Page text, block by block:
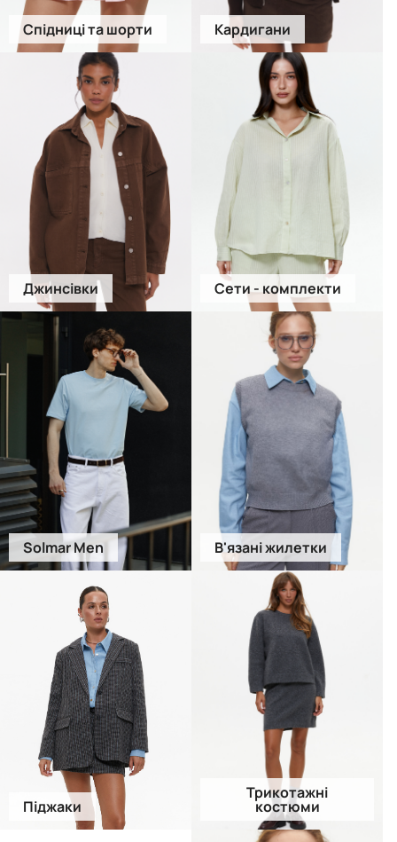
Спідниці та шорти Кардигани
Джинсівки Сети - комплекти
Solmar Men В'язані жилетки
Піджаки
Трикотажні
костюми